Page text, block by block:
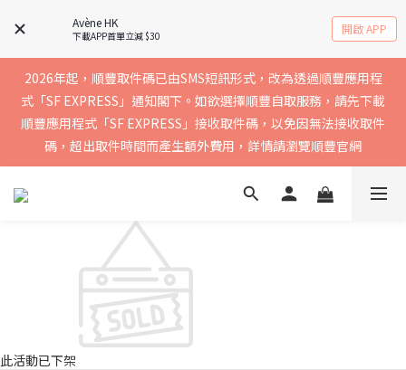
Avène HK
下載APP首單立減 $30 開啟 APP
買滿$400免運費，訂單經順豐速運會於2-5個工作天內送到，請核
實聯絡資料以確保收到送貨通知，暫不支援中國內地及澳門地區
實聯絡資料以確保收到送貨通知，暫不支援中國內地及澳門地區
2026年起，順豐取件碼已由SMS短訊形式，改為透過順豐應用程
式「SF EXPRESS」通知閣下。如欲選擇順豐自取服務，請先下載
順豐應用程式「SF EXPRESS」接收取件碼，以免因無法接收取件
碼，超出取件時間而產生額外費用，詳情請瀏覽順豐官網
實聯絡資料以確保收到送貨通知，暫不支援中國內地及澳門地區
此活動已下架